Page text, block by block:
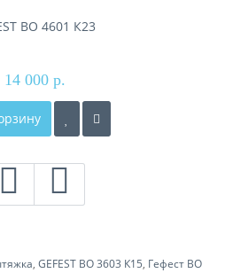
ВО 4601 К23
14 000 р.
, GEFEST ВО 3603 К15, Гефест ВО